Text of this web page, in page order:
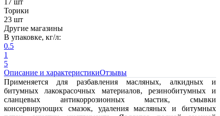
17 шт
Торики
23 шт
Другие магазины
В упаковке, кг/л:
0.5
1
5
Описание и характеристикиОтзывы
Применяется для разбавления масляных, алкидных и
битумных лакокрасочных материалов, резинобитумных и
сланцевых антикоррозионных мастик, смывки
консервирующих смазок, удаления масляных и битумных